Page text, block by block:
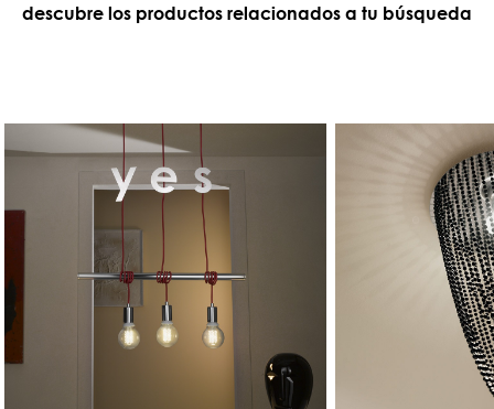
descubre los productos relacionados a tu búsqueda